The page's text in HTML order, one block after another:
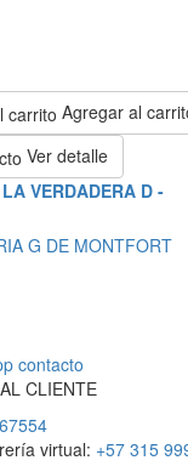
Agregar al
Ver detalle
VERDADERA D -
G DE MONTFORT
CLIENTE
virtual: +57 315